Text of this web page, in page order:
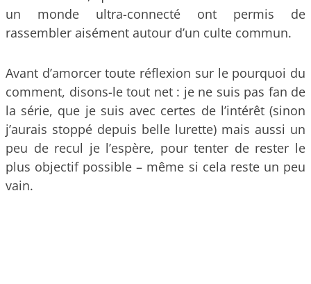
un monde ultra-connecté ont permis de
rassembler aisément autour d’un culte commun.
Avant d’amorcer toute réflexion sur le pourquoi du
comment, disons-le tout net : je ne suis pas fan de
la série, que je suis avec certes de l’intérêt (sinon
j’aurais stoppé depuis belle lurette) mais aussi un
peu de recul je l’espère, pour tenter de rester le
plus objectif possible – même si cela reste un peu
vain.